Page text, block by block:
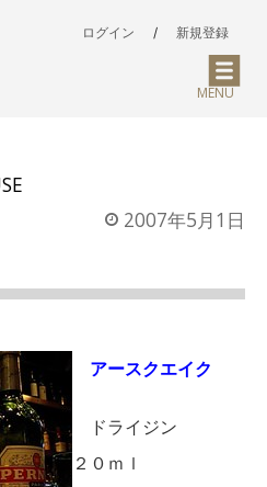
ログイン / 新規登録
MENU
2007年5月1日
アースクエイク
ドライジン
２０ｍｌ